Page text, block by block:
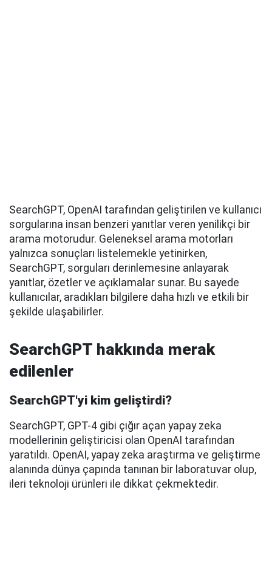
SearchGPT, OpenAI tarafından geliştirilen ve kullanıcı
sorgularına insan benzeri yanıtlar veren yenilikçi bir
arama motorudur. Geleneksel arama motorları
yalnızca sonuçları listelemekle yetinirken,
SearchGPT, sorguları derinlemesine anlayarak
yanıtlar, özetler ve açıklamalar sunar. Bu sayede
kullanıcılar, aradıkları bilgilere daha hızlı ve etkili bir
şekilde ulaşabilirler.
SearchGPT hakkında merak
edilenler
SearchGPT'yi kim geliştirdi?
SearchGPT, GPT-4 gibi çığır açan yapay zeka
modellerinin geliştiricisi olan OpenAI tarafından
yaratıldı. OpenAI, yapay zeka araştırma ve geliştirme
alanında dünya çapında tanınan bir laboratuvar olup,
ileri teknoloji ürünleri ile dikkat çekmektedir.